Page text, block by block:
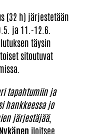
(32 h) järjestetään
ja 11.-12.6.
täysin
sitoutuvat
tapahtumiin ja
hankkeessa jo
järjestäjää,
iloitsee.